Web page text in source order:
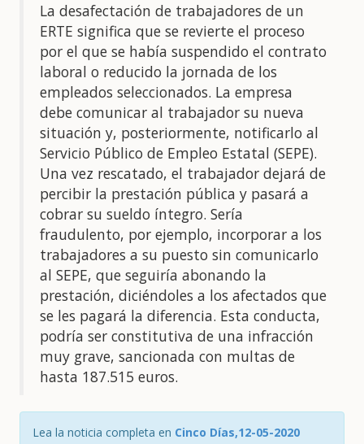
La desafectación de trabajadores de un
ERTE significa que se revierte el proceso
por el que se había suspendido el contrato
laboral o reducido la jornada de los
empleados seleccionados. La empresa
debe comunicar al trabajador su nueva
situación y, posteriormente, notificarlo al
Servicio Público de Empleo Estatal (SEPE).
Una vez rescatado, el trabajador dejará de
percibir la prestación pública y pasará a
cobrar su sueldo íntegro. Sería
fraudulento, por ejemplo, incorporar a los
trabajadores a su puesto sin comunicarlo
al SEPE, que seguiría abonando la
prestación, diciéndoles a los afectados que
se les pagará la diferencia. Esta conducta,
podría ser constitutiva de una infracción
muy grave, sancionada con multas de
hasta 187.515 euros.
Lea la noticia completa en Cinco Días,12-05-2020